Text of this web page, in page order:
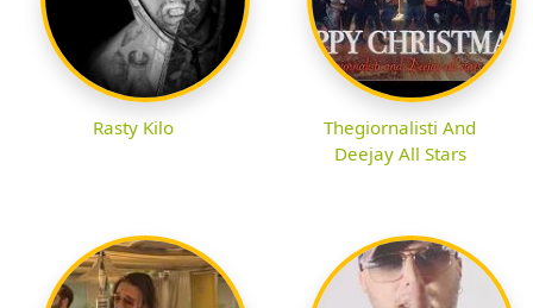
Rasty Kilo
Thegiornalisti And
Deejay All Stars